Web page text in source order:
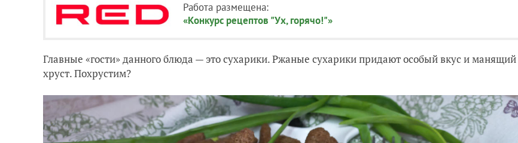
Работа размещена:
«Конкурс рецептов "Ух, горячо!"»
Главные «гости» данного блюда — это сухарики. Ржаные сухарики придают особый вкус и манящий
хруст. Похрустим?